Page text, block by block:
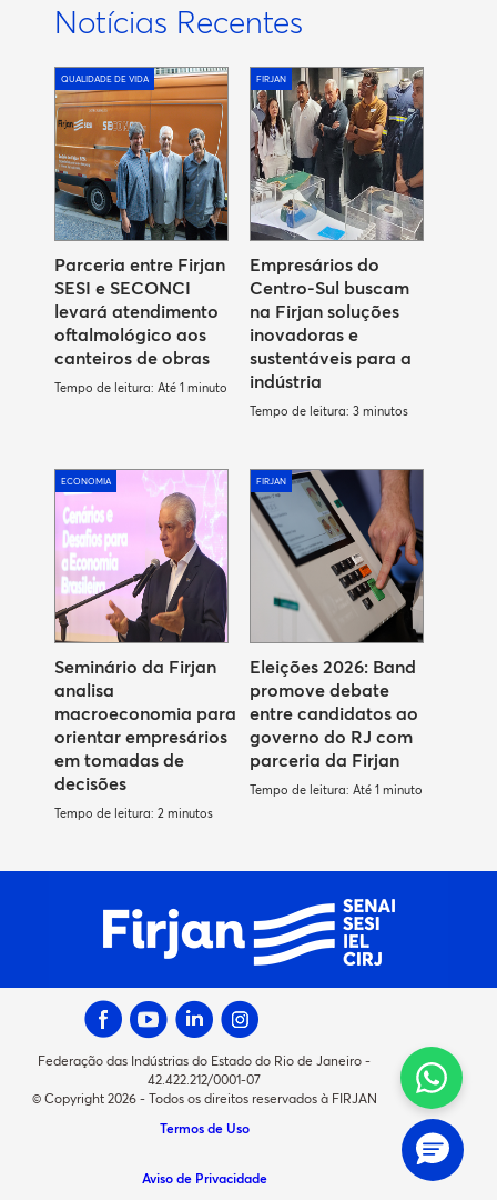
Notícias Recentes
QUALIDADE DE VIDA
Parceria entre Firjan
SESI e SECONCI
levará atendimento
oftalmológico aos
canteiros de obras
Tempo de leitura: Até 1 minuto
FIRJAN
Empresários do
Centro-Sul buscam
na Firjan soluções
inovadoras e
sustentáveis para a
indústria
Tempo de leitura: 3 minutos
ECONOMIA
Seminário da Firjan
analisa
macroeconomia para
orientar empresários
em tomadas de
decisões
Tempo de leitura: 2 minutos
FIRJAN
Eleições 2026: Band
promove debate
entre candidatos ao
governo do RJ com
parceria da Firjan
Tempo de leitura: Até 1 minuto
Federação das Indústrias do Estado do Rio de Janeiro -
42.422.212/0001-07
© Copyright 2026 - Todos os direitos reservados à FIRJAN
Termos de Uso
Aviso de Privacidade